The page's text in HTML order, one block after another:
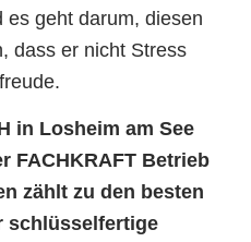
es geht darum, diesen
dass er nicht Stress
in Losheim am See
FACHKRAFT Betrieb
zählt zu den besten
schlüsselfertige